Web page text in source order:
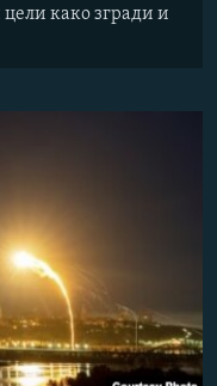
како згради и